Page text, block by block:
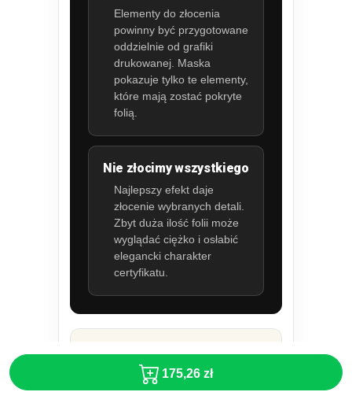
Elementy do złocenia
powinny być przygotowane
oddzielnie od grafiki
drukowanej. Maska
pokazuje tylko te elementy,
które mają zostać pokryte
folią.
Nie złocimy wszystkiego
Najlepszy efekt daje
złocenie wybranych detali.
Zbyt duża ilość folii może
wyglądać ciężko i osłabić
elegancki charakter
certyfikatu.
Personalizacja
certyfikatów
złoconych
175,26 zł